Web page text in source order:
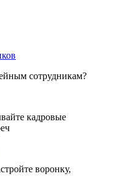
сотрудникам?
кадровые
воронку,